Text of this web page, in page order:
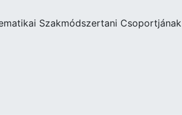
Szakmódszertani Csoportjának